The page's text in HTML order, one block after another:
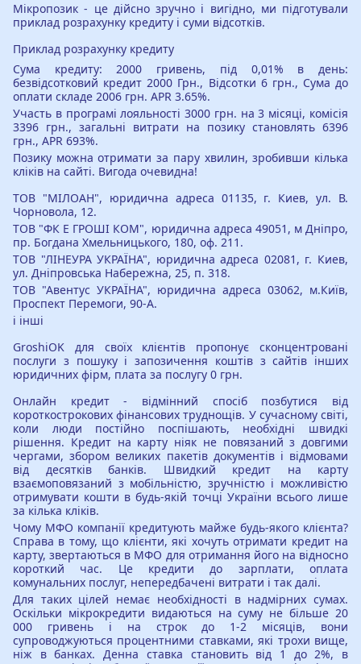
Мікропозик - це дійсно зручно і вигідно, ми підготували
приклад розрахунку кредиту і суми відсотків.
Приклад розрахунку кредиту
Сума кредиту: 2000 гривень, під 0,01% в день:
безвідсотковий кредит 2000 Грн., Відсотки 6 грн., Сума до
оплати складе 2006 грн. APR 3.65%.
Участь в програмі лояльності 3000 грн. на 3 місяці, комісія
3396 грн., загальні витрати на позику становлять 6396
грн., APR 693%.
Позику можна отримати за пару хвилин, зробивши кілька
кліків на сайті. Вигода очевидна!
ТОВ "МІЛОАН", юридична адреса 01135, г. Киев, ул. В.
Чорновола, 12.
ТОВ "ФК Е ГРОШІ КОМ", юридична адреса 49051, м Дніпро,
пр. Богдана Хмельницького, 180, оф. 211.
ТОВ "ЛІНЕУРА УКРАЇНА", юридична адреса 02081, г. Киев,
ул. Дніпровська Набережна, 25, п. 318.
ТОВ "Авентус УКРАЇНА", юридична адреса 03062, м.Київ,
Проспект Перемоги, 90-А.
і інші
GroshiOK для своїх клієнтів пропонує сконцентровані
послуги з пошуку і запозичення коштів з сайтів інших
юридичних фірм, плата за послугу 0 грн.
Онлайн кредит - відмінний спосіб позбутися від
короткострокових фінансових труднощів. У сучасному світі,
коли люди постійно поспішають, необхідні швидкі
рішення. Кредит на карту ніяк не повязаний з довгими
чергами, збором великих пакетів документів і відмовами
від десятків банків. Швидкий кредит на карту
взаємоповязаний з мобільністю, зручністю і можливістю
отримувати кошти в будь-якій точці України всього лише
за кілька кліків.
Чому МФО компанії кредитують майже будь-якого клієнта?
Справа в тому, що клієнти, які хочуть отримати кредит на
карту, звертаються в МФО для отримання його на відносно
короткий час. Це кредити до зарплати, оплата
комунальних послуг, непередбачені витрати і так далі.
Для таких цілей немає необхідності в надмірних сумах.
Оскільки мікрокредити видаються на суму не більше 20
000 гривень і на строк до 1-2 місяців, вони
супроводжуються процентними ставками, які трохи вище,
ніж в банках. Денна ставка становить від 1 до 2%, в